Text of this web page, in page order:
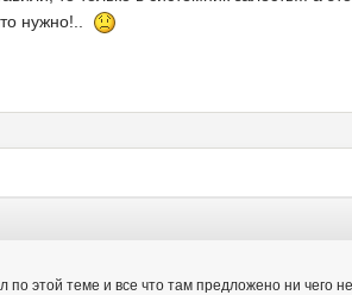
нужно!..
этой теме и все что там предложено ни чего